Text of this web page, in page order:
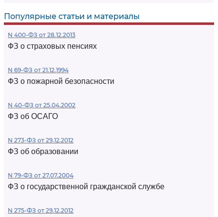
Популярные статьи и материалы
N 400-ФЗ от 28.12.2013
ФЗ о страховых пенсиях
N 69-ФЗ от 21.12.1994
ФЗ о пожарной безопасности
N 40-ФЗ от 25.04.2002
ФЗ об ОСАГО
N 273-ФЗ от 29.12.2012
ФЗ об образовании
N 79-ФЗ от 27.07.2004
ФЗ о государственной гражданской службе
N 275-ФЗ от 29.12.2012